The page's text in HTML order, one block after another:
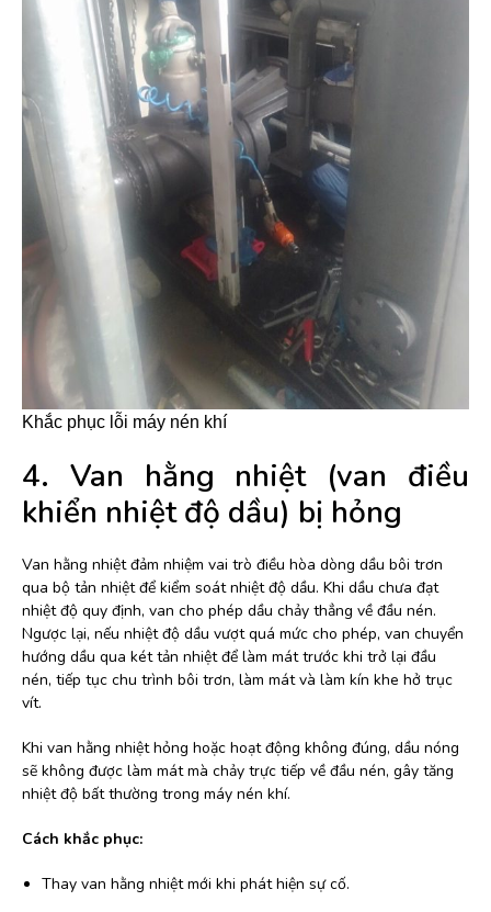
Khắc phục lỗi máy nén khí
4. Van hằng nhiệt (van điều
khiển nhiệt độ dầu) bị hỏng
Van hằng nhiệt đảm nhiệm vai trò điều hòa dòng dầu bôi trơn
qua bộ tản nhiệt để kiểm soát nhiệt độ dầu. Khi dầu chưa đạt
nhiệt độ quy định, van cho phép dầu chảy thẳng về đầu nén.
Ngược lại, nếu nhiệt độ dầu vượt quá mức cho phép, van chuyển
hướng dầu qua két tản nhiệt để làm mát trước khi trở lại đầu
nén, tiếp tục chu trình bôi trơn, làm mát và làm kín khe hở trục
vít.
Khi van hằng nhiệt hỏng hoặc hoạt động không đúng, dầu nóng
sẽ không được làm mát mà chảy trực tiếp về đầu nén, gây tăng
nhiệt độ bất thường trong máy nén khí.
Cách khắc phục:
Thay van hằng nhiệt mới khi phát hiện sự cố.